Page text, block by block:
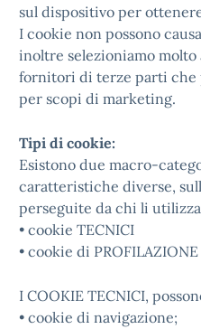
sul dispositivo per
I cookie non possono
inoltre selezioniamo
fornitori di terze parti che
per scopi di marketing.
Tipi di cookie:
Esistono due macro-
caratteristiche diverse,
perseguite da chi li
• cookie TECNICI
• cookie di PROFILAZIONE
I COOKIE TECNICI,
• cookie di navigazione;